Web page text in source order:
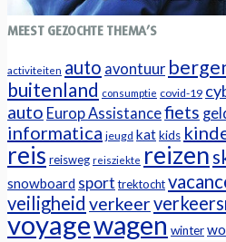
MEEST GEZOCHTE THEMA’S
activiteiten auto avontuur
buitenland consumptie covid-19
auto Europ Assistancefiets
informatica jeugd katkids
reis reisweg reisziekte reizen
snowboard sport trektocht
veiligheid verkeer
voyagewagen winter